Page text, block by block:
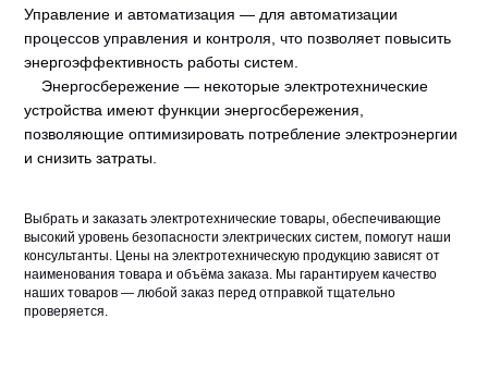
Управление и автоматизация — для автоматизации
процессов управления и контроля, что позволяет повысить
энергоэффективность работы систем.
Энергосбережение — некоторые электротехнические
устройства имеют функции энергосбережения,
позволяющие оптимизировать потребление электроэнергии
и снизить затраты.
Выбрать и заказать электротехнические товары, обеспечивающие
высокий уровень безопасности электрических систем, помогут наши
консультанты. Цены на электротехническую продукцию зависят от
наименования товара и объёма заказа. Мы гарантируем качество
наших товаров — любой заказ перед отправкой тщательно
проверяется.